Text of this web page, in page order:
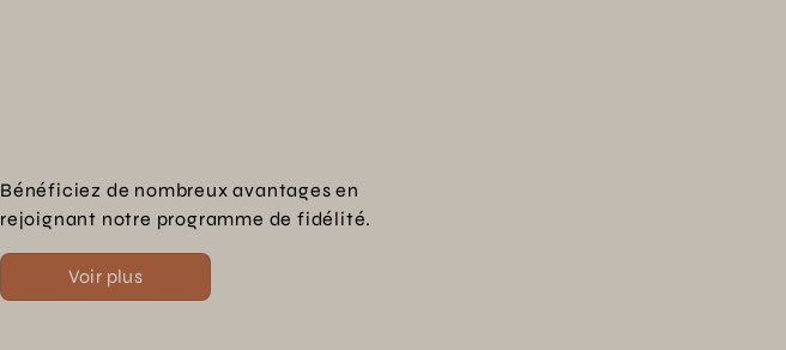
Bénéficiez de nombreux avantages en
rejoignant notre programme de fidélité.
Voir plus